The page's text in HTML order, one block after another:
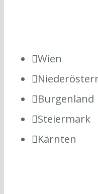
Wien
Burgenland
Steiermark
Kärnten